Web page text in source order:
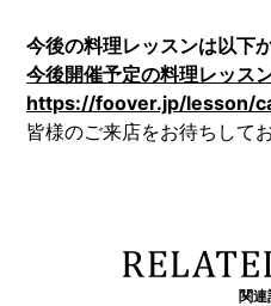
今後の料理レッスンは以
今後開催予定の料理レッス
https://foover.jp/lesson/
皆様のご来店をお待ちして
関